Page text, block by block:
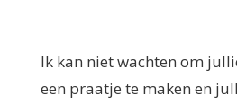
Ik kan niet wachten om
een praatje te maken en